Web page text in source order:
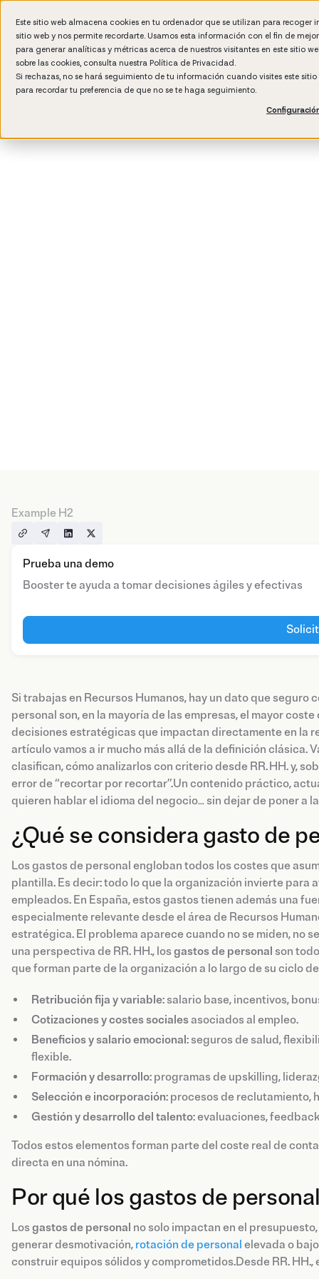
Este sitio web almacena cookies en tu ordenador que se utilizan para
sitio web y nos permite recordarte. Usamos esta información con el fin de
para generar analíticas y métricas acerca de nuestros visitantes en este sitio
sobre las cookies, consulta nuestra Política de Privacidad.
Si rechazas, no se hará seguimiento de tu información cuando visites este
para recordar tu preferencia de que no se te haga seguimiento.
Example H2
Prueba una demo
Booster te ayuda a tomar decisiones ágiles y efectivas
Si trabajas en Recursos Humanos, hay un dato que
personal son, en la mayoría de las empresas, el mayor
decisiones estratégicas que impactan directamente en la
artículo vamos a ir mucho más allá de la definición clásica.
clasifican, cómo analizarlos con criterio desde RR. HH. y,
error de “recortar por recortar”.Un contenido práctico,
quieren hablar el idioma del negocio… sin dejar de poner a
¿Qué se considera gasto de
Los gastos de personal engloban todos los costes que
plantilla. Es decir: todo lo que la organización invierte para
empleados. En España, estos gastos tienen además una
especialmente relevante desde el área de Recursos
estratégica. El problema aparece cuando no se miden, no
una perspectiva de RR. HH., los gastos de personal son
que forman parte de la organización a lo largo de su ciclo
Retribución fija y variable: salario base, incentivos,
Cotizaciones y costes socialesasociados al empleo.
Beneficios y salario emocional: seguros de salud,
flexible.
Formación y desarrollo: programas de upskilling,
Selección e incorporación: procesos de reclutamiento,
Gestión y desarrollo del talento: evaluaciones,
Todos estos elementos forman parte del coste real de
directa en una nómina.
Por qué los gastos de
Los gastos de personal no solo impactan en el
generar desmotivación, rotación de personal elevada o
construir equipos sólidos y comprometidos.Desde RR.